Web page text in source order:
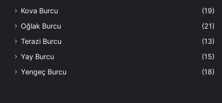
Kova Burcu
(19)
Oğlak Burcu
(21)
Terazi Burcu
(13)
Yay Burcu
(15)
Yengeç Burcu
(18)